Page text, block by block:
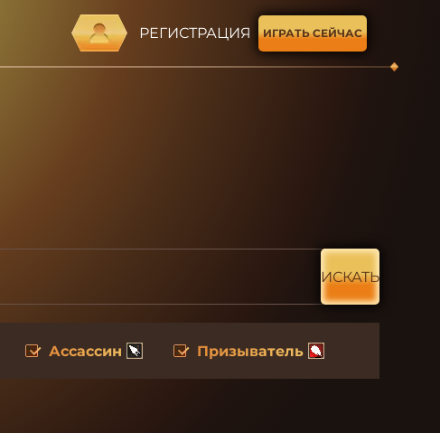
РЕГИСТРАЦИЯ ИГРАТЬ СЕЙЧАС
ИСКАТЬ
Ассассин Призыватель